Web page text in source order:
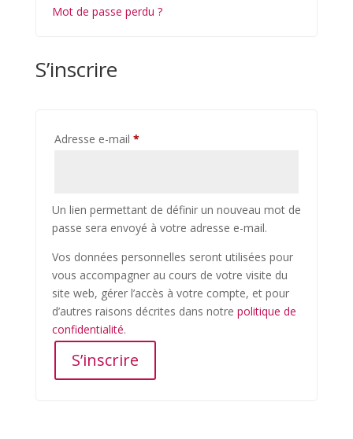
Mot de passe perdu ?
S’inscrire
Adresse e-mail *Obligatoire
Un lien permettant de définir un nouveau mot de
passe sera envoyé à votre adresse e-mail.
Vos données personnelles seront utilisées pour
vous accompagner au cours de votre visite du
site web, gérer l’accès à votre compte, et pour
d’autres raisons décrites dans notre politique de
confidentialité.
S’inscrire